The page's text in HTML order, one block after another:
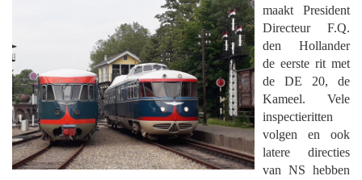
maakt President
Directeur F.Q.
den Hollander
de eerste rit met
de DE 20, de
Kameel. Vele
inspectieritten
volgen en ook
latere directies
van NS hebben